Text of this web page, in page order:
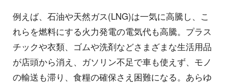
例えば、石油や天然ガス(LNG)は一気に高騰し、こ
れらを燃料にする火力発電の電気代も高騰。プラス
チックや衣類、ゴムや洗剤などさまざまな生活用品
が店頭から消え、ガソリン不足で車も使えず、モノ
の輸送も滞り、食糧の確保さえ困難になる。あらゆ